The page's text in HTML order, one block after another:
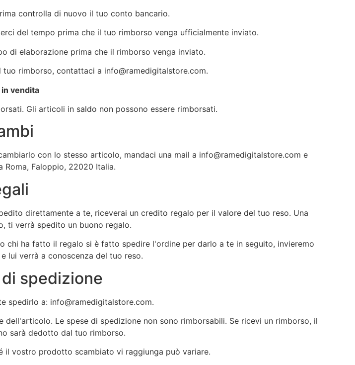
controlla di nuovo il tuo conto bancario.
del tempo prima che il tuo rimborso venga ufficialmente inviato.
di elaborazione prima che il rimborso venga inviato.
tuo rimborso, contattaci a info@ramedigitalstore.com.
vendita
Gli articoli in saldo non possono essere rimborsati.
con lo stesso articolo, mandaci una mail a info@ramedigitalstore.com e
Faloppio, 22020 Italia.
direttamente a te, riceverai un credito regalo per il valore del tuo reso. Una
ti verrà spedito un buono regalo.
ha fatto il regalo si è fatto spedire l'ordine per darlo a te in seguito, invieremo
lui verrà a conoscenza del tuo reso.
spedizione
spedirlo a: info@ramedigitalstore.com.
Le spese di spedizione non sono rimborsabili. Se ricevi un rimborso, il
sarà dedotto dal tuo rimborso.
il vostro prodotto scambiato vi raggiunga può variare.